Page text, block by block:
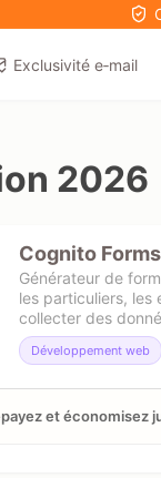
Exclusivité e‑mail
2026
Cognito Forms
Générateur de
les particuliers, les
collecter des
Développement web
et économisez